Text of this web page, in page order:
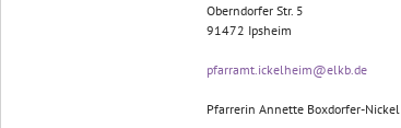
Oberndorfer Str. 5
91472 Ipsheim
pfarramt.ickelheim@elkb.de
Pfarrerin Annette Boxdorfer-Nickel